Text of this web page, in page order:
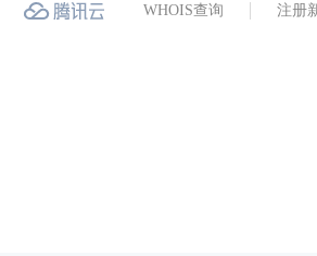
WHOIS查询 注册